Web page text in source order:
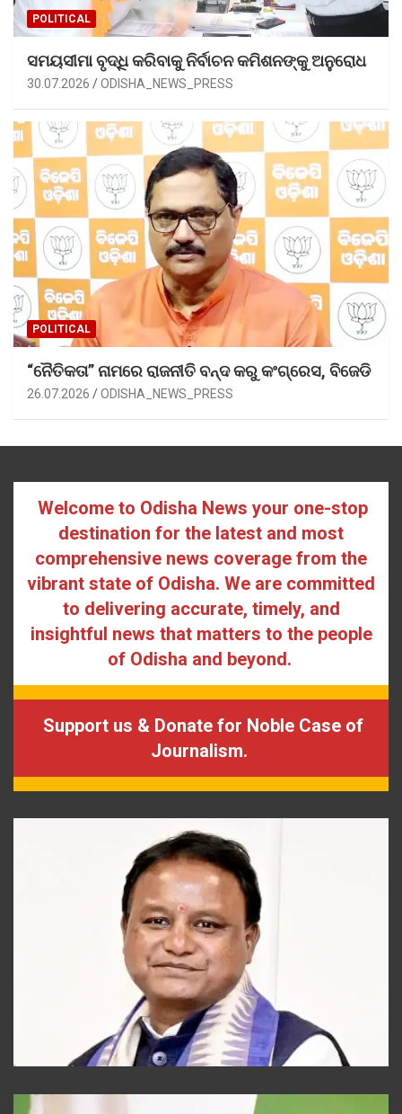
POLITICAL
ସମୟସୀମା ବୃଦ୍ଧି କରିବାକୁ ନିର୍ବାଚନ କମିଶନଙ୍କୁ ଅନୁରୋଧ
30.07.2026 ODISHA_NEWS_PRESS
POLITICAL
“ନୈତିକତା” ନାମରେ ରାଜନୀତି ବନ୍ଦ କରୁ କଂଗ୍ରେସ, ବିଜେଡି
26.07.2026 ODISHA_NEWS_PRESS
Welcome to Odisha News your one-stop
destination for the latest and most
comprehensive news coverage from the
vibrant state of Odisha. We are committed
to delivering accurate, timely, and
insightful news that matters to the people
of Odisha and beyond.
Support us & Donate for Noble Case of
Journalism.